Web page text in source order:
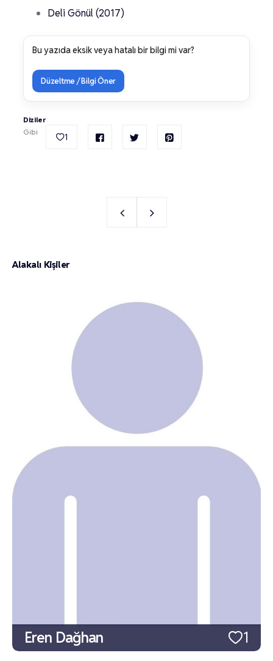
Deli Gönül (2017)
Bu yazıda eksik veya hatalı bir bilgi mi var?
Düzeltme / Bilgi Öner
Diziler
Gibi
1
Alakalı Kişiler
1
Eren Dağhan